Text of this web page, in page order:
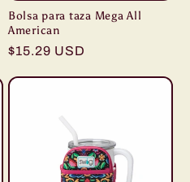
Bolsa para taza Mega All
American
Precio
$15.29 USD